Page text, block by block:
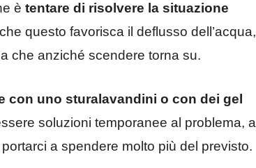
è tentare di risolvere la situazione
questo favorisca il deflusso dell’acqua,
che anziché scendere torna su.
con uno sturalavandini o con dei gel
soluzioni temporanee al problema, a
a spendere molto più del previsto.